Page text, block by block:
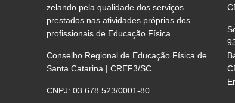
zelando pela qualidade dos serviços
prestados nas atividades próprias dos
profissionais de Educação Física.
Conselho Regional de Educação Física de
Santa Catarina | CREF3/SC
CNPJ: 03.678.523/0001-80